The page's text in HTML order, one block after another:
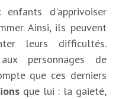
d'apprivoiser
Ainsi, ils peuvent
leurs difficultés.
personnages de
que ces derniers
que lui : la gaieté,